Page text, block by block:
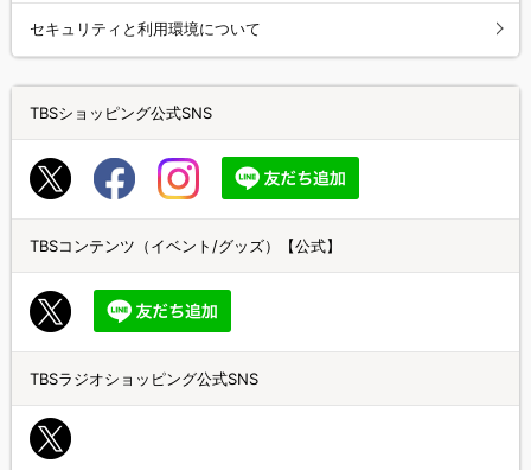
セキュリティと利用環境について
TBSショッピング公式SNS
TBSコンテンツ（イベント/グッズ）【公式】
TBSラジオショッピング公式SNS